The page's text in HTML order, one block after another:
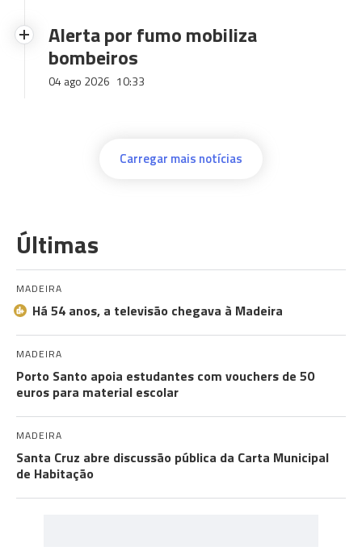
Alerta por fumo mobiliza
bombeiros
04 ago 2026 10:33
Carregar mais notícias
Últimas
MADEIRA
Há 54 anos, a televisão chegava à Madeira
MADEIRA
Porto Santo apoia estudantes com vouchers de 50
euros para material escolar
MADEIRA
Santa Cruz abre discussão pública da Carta Municipal
de Habitação